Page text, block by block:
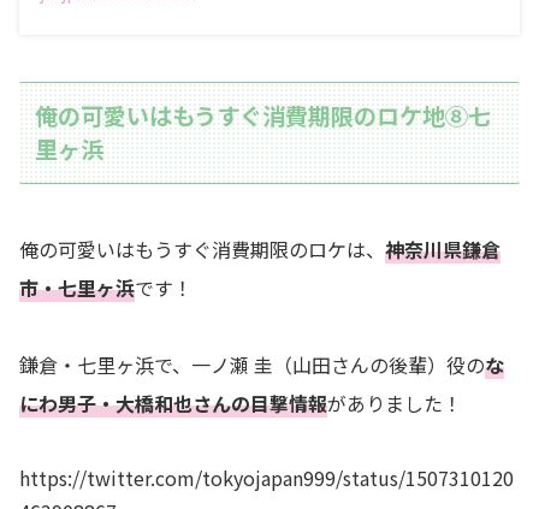
俺の可愛いはもうすぐ消費期限のロケ地⑧七
里ヶ浜
俺の可愛いはもうすぐ消費期限のロケは、 神奈川県鎌倉
市・七里ヶ浜です！
鎌倉・七里ヶ浜で、一ノ瀬 圭（山田さんの後輩）役のな
にわ男子・大橋和也さんの目撃情報がありました！
https://twitter.com/tokyojapan999/status/1507310120